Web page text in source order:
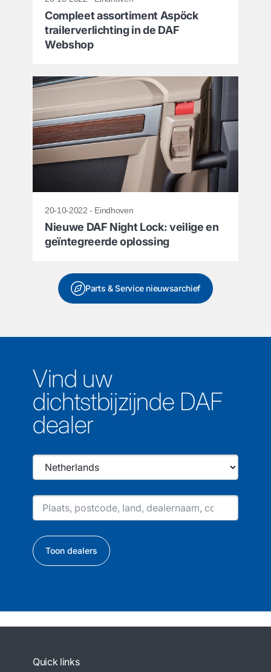
Compleet assortiment Aspöck
trailerverlichting in de DAF
Webshop
20-10-2022 - Eindhoven
Nieuwe DAF Night Lock: veilige en
geïntegreerde oplossing
Parts & Service nieuwsarchief
Vind uw
dichtstbijzijnde DAF
dealer
Toon dealers
Quick links